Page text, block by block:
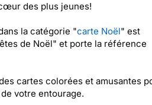
des plus jeunes!
la catégorie "carte Noël" est
de Noël" et porte la référence
cartes colorées et amusantes
votre entourage.